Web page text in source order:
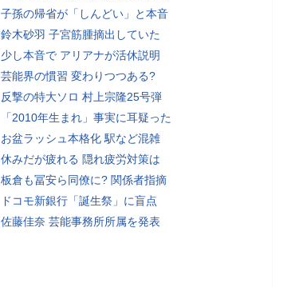
子孫の帰省が「しんどい」と本音
鈴木砂羽 子宮筋腫摘出していた
少し本音で アリアナが活休説明
芸能界の慣習 変わりつつある?
反撃の特大ソロ 村上宗隆25号弾
「2010年生まれ」事実に耳疑った
お盆ラッシュ本格化 駅など混雑
休みだが疲れる 隠れ疲労対策は
板倉も冨安ら同僚に? 関係者指摘
ドコモ新銀行「誕生祭」に盲点
佐藤佳奈 芸能事務所所属を発表